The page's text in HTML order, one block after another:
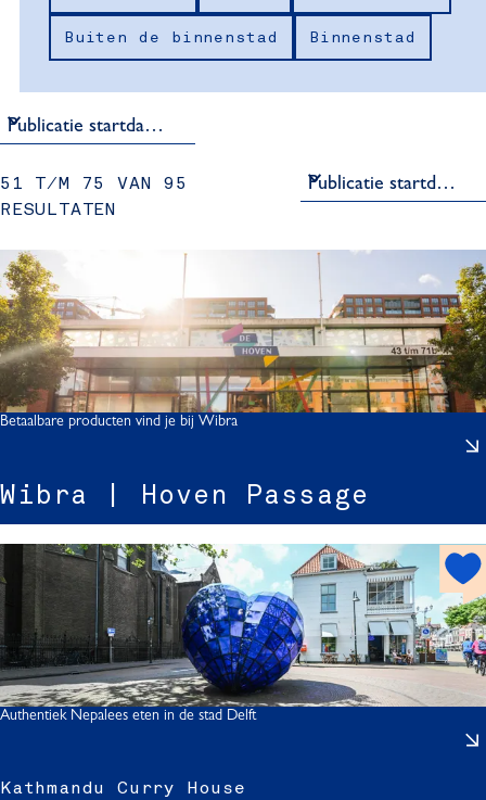
Buiten de binnenstad Binnenstad
51 T/M 75 VAN 95
RESULTATEN
S
o
e
e
r
o
:
Wibra | Hoven Passage
r
a
|
v
Betaalbare producten vind je bij Wibra
Kathmandu Curry House
h
t
s
p
t
Authentiek Nepalees eten in de stad Delft